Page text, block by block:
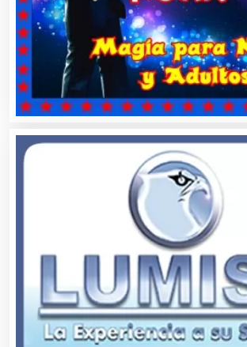
Alta Costura
Aluminio
Ambulancias
Análisis Clínicos
Análisis de Aguas
Animadores de Eventos